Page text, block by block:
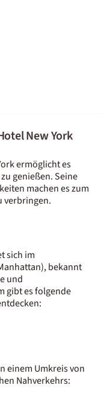
New York
ermöglicht es
genießen. Seine
machen es zum
verbringen.
sich im
bekannt
und
gibt es folgende
einem Umkreis von
Nahverkehrs: